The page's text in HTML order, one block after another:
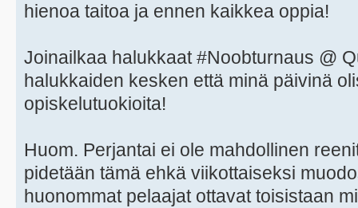
hienoa taitoa ja ennen kaikkea oppia!
Joinailkaa halukkaat #Noobturnaus @
halukkaiden kesken että minä päivinä
opiskelutuokioita!
Huom. Perjantai ei ole mahdollinen
pidetään tämä ehkä viikottaiseksi
huonommat pelaajat ottavat toisistaan